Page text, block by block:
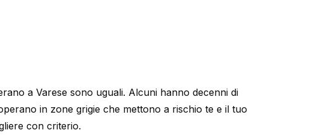
a Varese sono uguali. Alcuni hanno decenni di
in zone grigie che mettono a rischio te e il tuo
con criterio.